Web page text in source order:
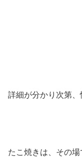
詳細が分かり次第、
たこ焼きは、その